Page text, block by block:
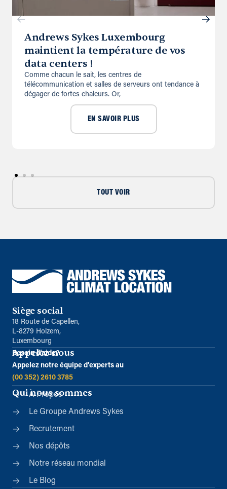
Andrews Sykes Luxembourg
maintient la température de vos
data centers !
Comme chacun le sait, les centres de
télécommunication et salles de serveurs ont tendance à
dégager de fortes chaleurs. Or,
EN SAVOIR PLUS
TOUT VOIR
Siège social
18 Route de Capellen,
L-8279 Holzem,
Luxembourg
Appelez-nous
Besoin d’aide?
Appelez notre équipe d’experts au
(00 352) 2610 3785
Qui nous sommes
À Propos
Le Groupe Andrews Sykes
Recrutement
Nos dépôts
Notre réseau mondial
Le Blog